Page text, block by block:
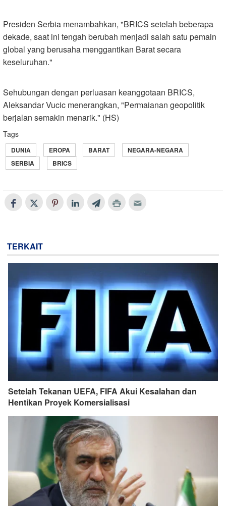
Presiden Serbia menambahkan, "BRICS setelah beberapa
dekade, saat ini tengah berubah menjadi salah satu pemain
global yang berusaha menggantikan Barat secara
keseluruhan."
Sehubungan dengan perluasan keanggotaan BRICS,
Aleksandar Vucic menerangkan, "Permaianan geopolitik
berjalan semakin menarik." (HS)
Tags
DUNIA EROPA BARAT
NEGARA-NEGARA
SERBIA
BRICS
TERKAIT
Setelah Tekanan UEFA, FIFA Akui Kesalahan dan
Hentikan Proyek Komersialisasi